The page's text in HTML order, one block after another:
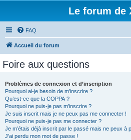
Le forum de
FAQ
Accueil du forum
Foire aux questions
Problèmes de connexion et d’inscription
Pourquoi ai-je besoin de m’inscrire ?
Qu’est-ce que la COPPA ?
Pourquoi ne puis-je pas m’inscrire ?
Je suis inscrit mais je ne peux pas me connecter !
Pourquoi ne puis-je pas me connecter ?
Je m’étais déjà inscrit par le passé mais ne peux à
J’ai perdu mon mot de passe !